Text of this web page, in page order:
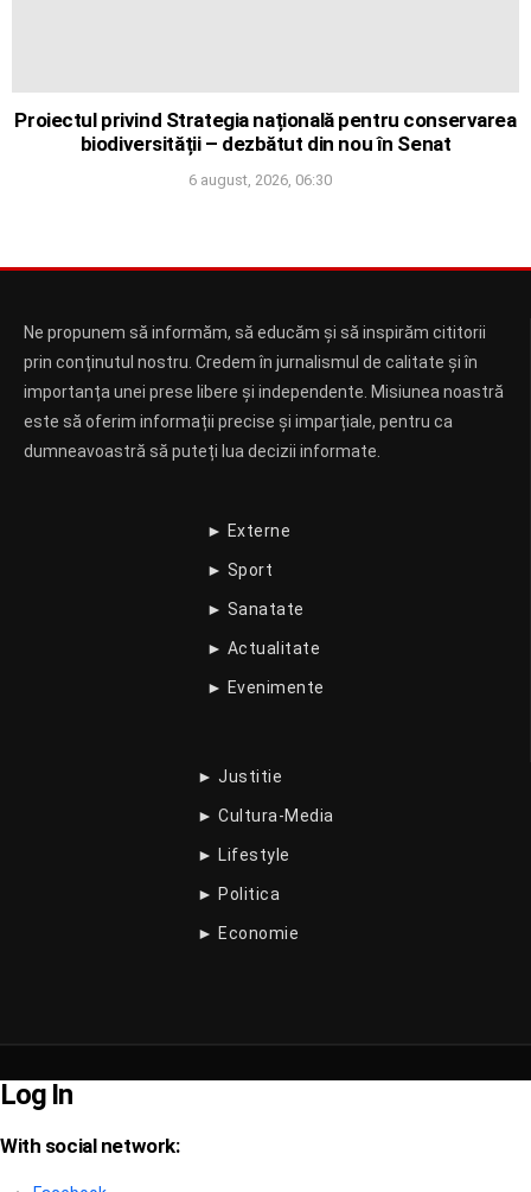
Proiectul privind Strategia națională pentru conservarea
biodiversității – dezbătut din nou în Senat
6 august, 2026, 06:30
Ne propunem să informăm, să educăm și să inspirăm cititorii
prin conținutul nostru. Credem în jurnalismul de calitate și în
importanța unei prese libere și independente. Misiunea noastră
este să oferim informații precise și imparțiale, pentru ca
dumneavoastră să puteți lua decizii informate.
► Externe
► Sport
► Sanatate
► Actualitate
► Evenimente
► Justitie
► Cultura-Media
► Lifestyle
► Politica
► Economie
Log In
With social network: